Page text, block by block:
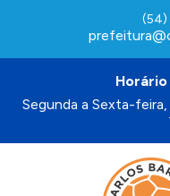
(54)
Segunda a Sexta-